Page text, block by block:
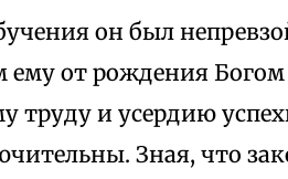
он был
ему от рождения
труду и усердию
Зная, что